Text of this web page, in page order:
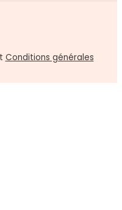
Conditions générales